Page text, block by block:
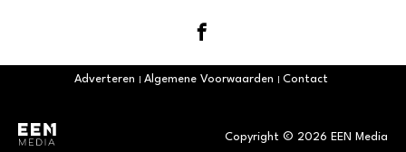
Copyright © 2026 EEN Media
Adverteren Algemene Voorwaarden Contact